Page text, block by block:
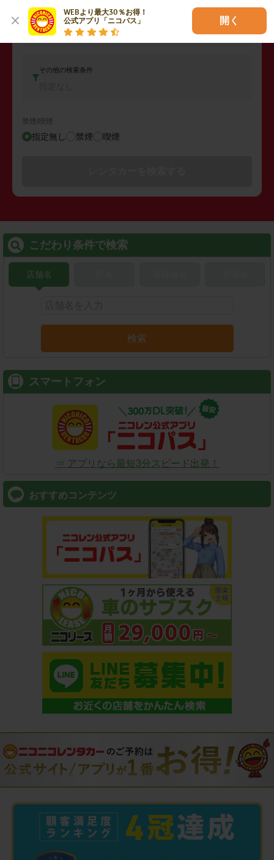
WEBより最大30％お得！
公式アプリ「ニコパス」
開く
車両タイプ
コンパクトカー
その他の検索条件
禁煙/喫煙
指定無し 禁煙 喫煙
こだわり条件で検索
店舗名
検索
スマートフォン
⇒ アプリなら最短3分スピード出発！
おすすめコンテンツ